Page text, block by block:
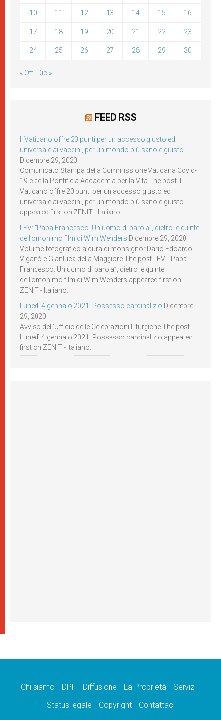
10 11 12 13 14 15 16
17 18 19 20 21 22 23
24 25 26 27 28 29 30
« Ott Dic »
FEED RSS
Il Vaticano offre 20 punti per un accesso giusto ed
universale ai vaccini, per un mondo più sano e giusto
Dicembre 29, 2020
Comunicato Stampa della Commissione Vaticana Covid-
19 e della Pontificia Accademia per la Vita The post Il
Vaticano offre 20 punti per un accesso giusto ed
universale ai vaccini, per un mondo più sano e giusto
appeared first on ZENIT - Italiano.
LEV: “Papa Francesco. Un uomo di parola”, dietro le quinte
dell’omonimo film di Wim Wenders Dicembre 29, 2020
Volume fotografico a cura di monsignor Dario Edoardo
Viganò e Gianluca della Maggiore The post LEV: “Papa
Francesco. Un uomo di parola”, dietro le quinte
dell’omonimo film di Wim Wenders appeared first on
ZENIT - Italiano.
Lunedì 4 gennaio 2021: Possesso cardinalizio Dicembre
29, 2020
Avviso dell’Ufficio delle Celebrazioni Liturgiche The post
Lunedì 4 gennaio 2021: Possesso cardinalizio appeared
first on ZENIT - Italiano.
Chi siamo DPF Diffusione La Proprietà
Servizi
Status legale
Copyright Contattaci